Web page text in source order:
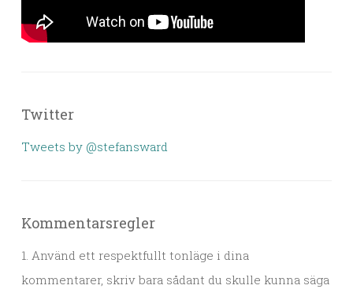
Twitter
Tweets by @stefansward
Kommentarsregler
1. Använd ett respektfullt tonläge i dina
kommentarer, skriv bara sådant du skulle kunna säga